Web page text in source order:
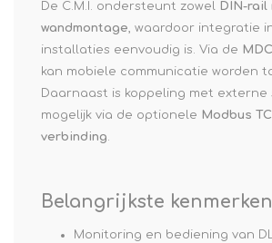
De C.M.I. ondersteunt zowel DIN-rail
wandmontage, waardoor integratie
installaties eenvoudig is. Via de
kan mobiele communicatie worden
Daarnaast is koppeling met externe
mogelijk via de optionele Modbus
verbinding.
Belangrijkste kenmerken
Monitoring en bediening van